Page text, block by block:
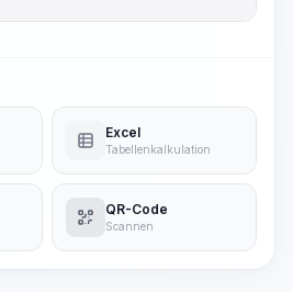
Excel
Tabellenkalkulation
QR-Code
Scannen